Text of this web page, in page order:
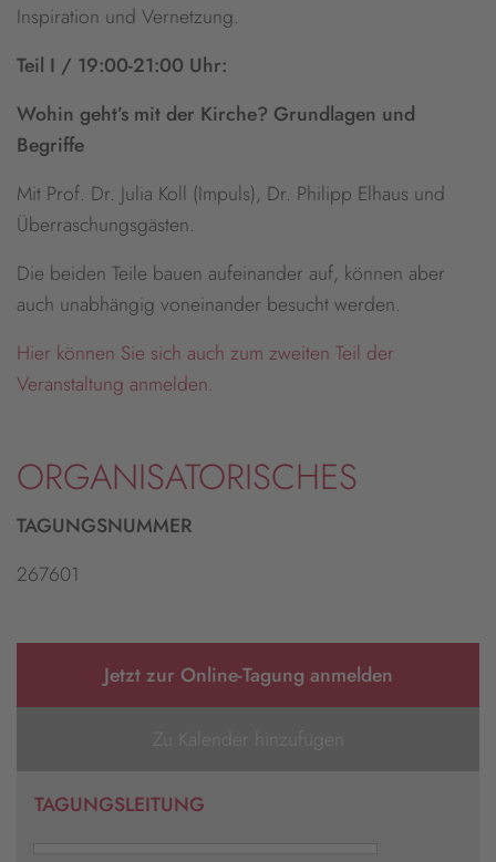
Inspiration und Vernetzung.
Teil I / 19:00-21:00 Uhr:
Wohin geht’s mit der Kirche? Grundlagen und
Begriffe
Mit Prof. Dr. Julia Koll (Impuls), Dr. Philipp Elhaus und
Überraschungsgästen.
Die beiden Teile bauen aufeinander auf, können aber
auch unabhängig voneinander besucht werden.
Hier können Sie sich auch zum zweiten Teil der
Veranstaltung anmelden.
ORGANISATORISCHES
TAGUNGSNUMMER
267601
Jetzt zur Online-Tagung anmelden
Zu Kalender hinzufügen
TAGUNGSLEITUNG